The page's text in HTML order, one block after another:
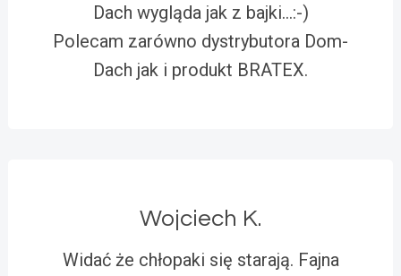
Dach wygląda jak z bajki…:-)
Polecam zarówno dystrybutora Dom-
Dach jak i produkt BRATEX.
Wojciech K.
Widać że chłopaki się starają. Fajna